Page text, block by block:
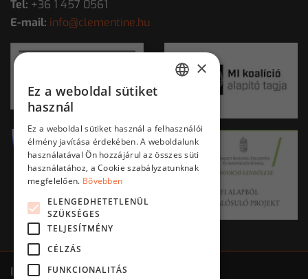
Tel: +36 1 457 0561
E-mail: info@clementine.hu
Impresszum ÁSZF
×
Ez a weboldal sütiket
használ
Ez a weboldal sütiket használ a felhasználói
élmény javítása érdekében. A weboldalunk
használatával Ön hozzájárul az összes süti
használatához, a Cookie szabályzatunknak
megfelelően. Bővebben
ELENGEDHETETLENÜL
SZÜKSÉGES
TELJESÍTMÉNY
CÉLZÁS
FUNKCIONALITÁS